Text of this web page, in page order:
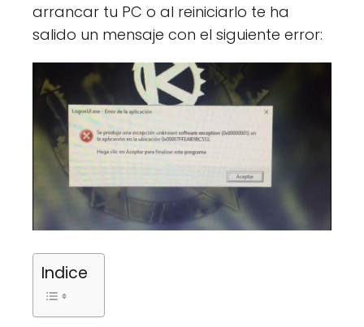
arrancar tu PC o al reiniciarlo te ha
salido un mensaje con el siguiente error:
Indice